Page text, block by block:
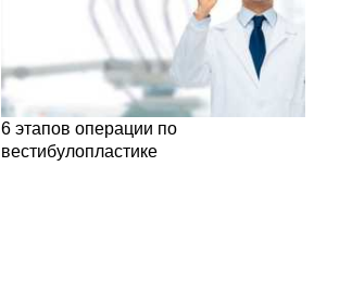
6 этапов операции по
вестибулопластике